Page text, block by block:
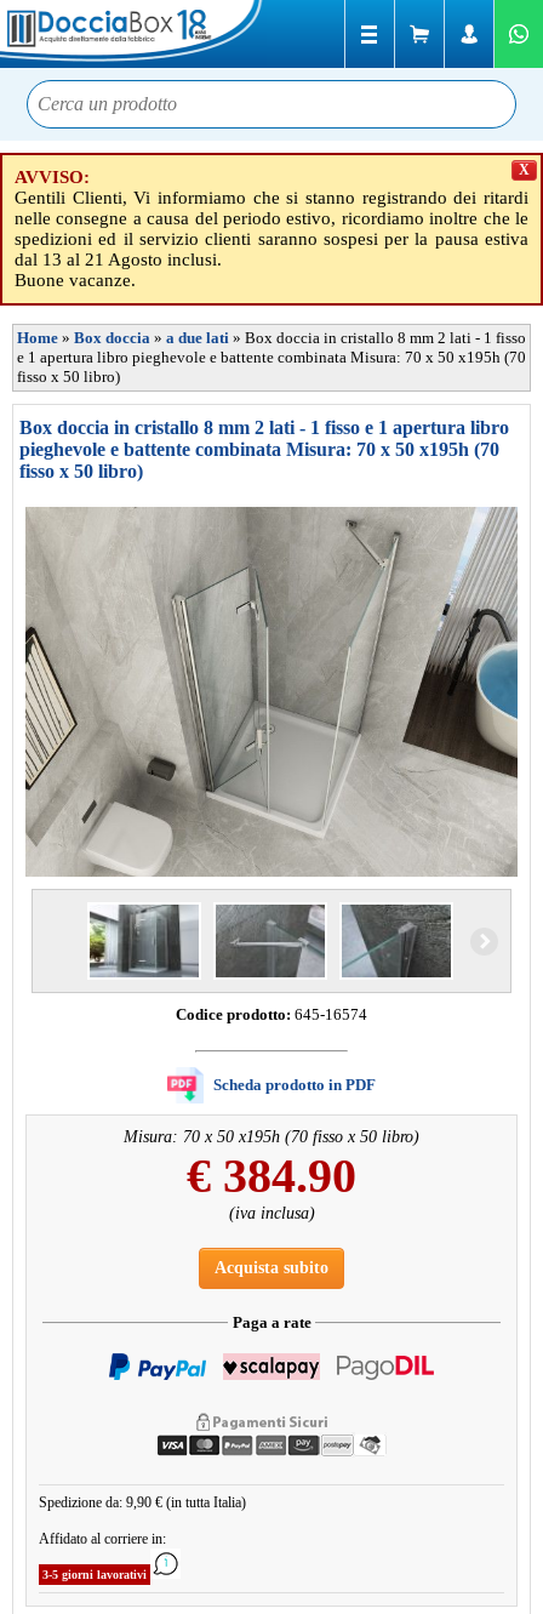
AVVISO:
Gentili Clienti, Vi informiamo che si stanno registrando dei ritardi
nelle consegne a causa del periodo estivo, ricordiamo inoltre che le
spedizioni ed il servizio clienti saranno sospesi per la pausa estiva
dal 13 al 21 Agosto inclusi.
Buone vacanze.
X
Home » Box doccia » a due lati » Box doccia in cristallo 8 mm 2 lati - 1 fisso
e 1 apertura libro pieghevole e battente combinata Misura: 70 x 50 x195h (70
fisso x 50 libro)
Box doccia in cristallo 8 mm 2 lati - 1 fisso e 1 apertura libro
pieghevole e battente combinata Misura: 70 x 50 x195h (70
fisso x 50 libro)
Codice prodotto: 645-16574
Scheda prodotto in PDF
Misura: 70 x 50 x195h (70 fisso x 50 libro)
€ 384.90
(iva inclusa)
Acquista subito
Paga a rate
Spedizione da: 9,90 € (in tutta Italia)
Affidato al corriere in:
3-5 giorni lavorativi